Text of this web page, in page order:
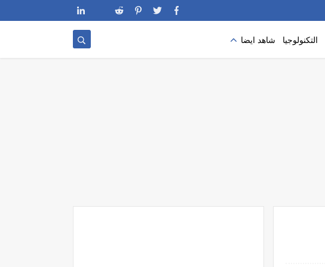
التكنولوجيا شاهد ايضا